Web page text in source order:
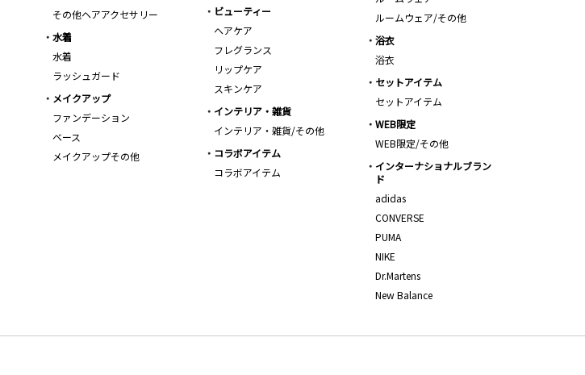
その他ヘアアクセサリー
ルームウェア/その他
ビューティー
ヘアケア
フレグランス
リップケア
スキンケア
水着
水着
ラッシュガード
浴衣
浴衣
セットアイテム
セットアイテム
メイクアップ
ファンデーション
ベース
メイクアップその他
インテリア・雑貨
インテリア・雑貨/その他
WEB限定
WEB限定/その他
コラボアイテム
コラボアイテム
インターナショナルブラン
ド
adidas
CONVERSE
PUMA
NIKE
Dr.Martens
New Balance